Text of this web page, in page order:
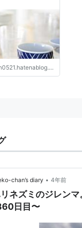
chan’s diary • 4年前
ネズミのジレン
日目〜